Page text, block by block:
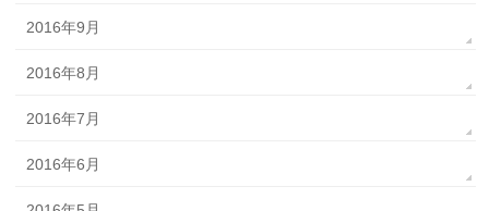
2016年9月
2016年8月
2016年7月
2016年6月